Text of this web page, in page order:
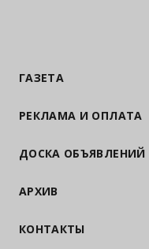
ГАЗЕТА
РЕКЛАМА И ОПЛАТА
ДОСКА ОБЪЯВЛЕНИЙ
АРХИВ
КОНТАКТЫ